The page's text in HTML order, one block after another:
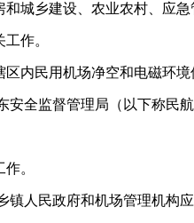
城乡建设、农业农村、应急
作。
内民用机场净空和电磁环境
全监督管理局（以下称民
。
镇人民政府和机场管理机构